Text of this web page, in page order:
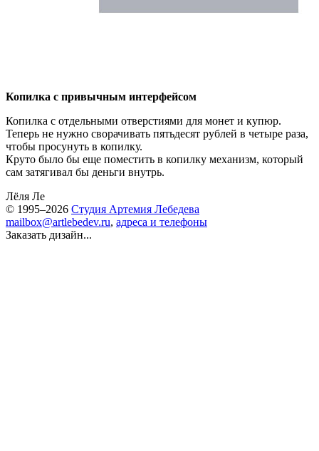
Копилка с привычным интерфейсом
Копилка с отдельными отверстиями для монет и купюр.
Теперь не нужно сворачивать пятьдесят рублей в четыре раза,
чтобы просунуть в копилку.
Круто было бы еще поместить в копилку механизм, который
сам затягивал бы деньги внутрь.
Лёля Ле
© 1995–2026 Студия Артемия Лебедева
mailbox@artlebedev.ru, адреса и телефоны
Заказать дизайн...